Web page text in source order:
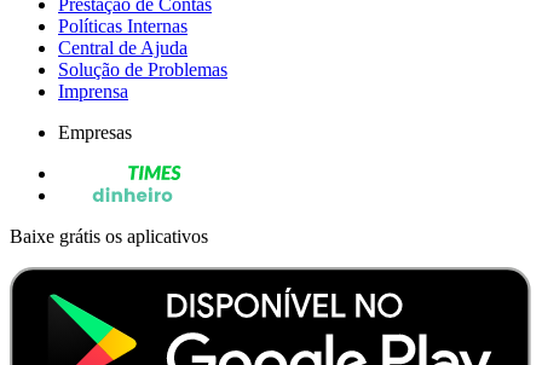
Prestação de Contas
Políticas Internas
Central de Ajuda
Solução de Problemas
Imprensa
Empresas
Baixe grátis os aplicativos